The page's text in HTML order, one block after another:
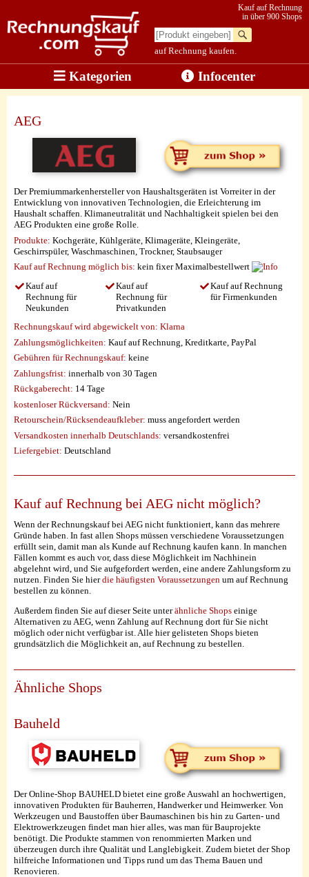
auf Rechnung kaufen.
Kauf auf Rechnung
in über 900 Shops
Kategorien Infocenter
AEG
Der Premiummarkenhersteller von Haushaltsgeräten ist Vorreiter in der
Entwicklung von innovativen Technologien, die Erleichterung im
Haushalt schaffen. Klimaneutralität und Nachhaltigkeit spielen bei den
AEG Produkten eine große Rolle.
Produkte: Kochgeräte, Kühlgeräte, Klimageräte, Kleingeräte,
Geschirrspüler, Waschmaschinen, Trockner, Staubsauger
Kauf auf Rechnung möglich bis: kein fixer Maximalbestellwert
Kauf auf
Rechnung für
Neukunden
Kauf auf
Rechnung für
Privatkunden
Kauf auf Rechnung
für Firmenkunden
Rechnungskauf wird abgewickelt von: Klarna
Zahlungsmöglichkeiten: Kauf auf Rechnung, Kreditkarte, PayPal
Gebühren für Rechnungskauf: keine
Zahlungsfrist: innerhalb von 30 Tagen
Rückgaberecht: 14 Tage
kostenloser Rückversand: Nein
Retourschein/Rücksendeaufkleber: muss angefordert werden
Versandkosten innerhalb Deutschlands: versandkostenfrei
Liefergebiet: Deutschland
Kauf auf Rechnung bei AEG nicht möglich?
Wenn der Rechnungskauf bei AEG nicht funktioniert, kann das mehrere
Gründe haben. In fast allen Shops müssen verschiedene Voraussetzungen
erfüllt sein, damit man als Kunde auf Rechnung kaufen kann. In manchen
Fällen kommt es auch vor, dass diese Möglichkeit im Nachhinein
abgelehnt wird, und Sie aufgefordert werden, eine andere Zahlungsform zu
nutzen. Finden Sie hierdie häufigsten Voraussetzungen um auf Rechnung
bestellen zu können.
Außerdem finden Sie auf dieser Seite unterähnliche Shops einige
Alternativen zu AEG, wenn Zahlung auf Rechnung dort für Sie nicht
möglich oder nicht verfügbar ist. Alle hier gelisteten Shops bieten
grundsätzlich die Möglichkeit an, auf Rechnung zu bestellen.
Ähnliche Shops
Bauheld
Der Online-Shop BAUHELD bietet eine große Auswahl an hochwertigen,
innovativen Produkten für Bauherren, Handwerker und Heimwerker. Von
Werkzeugen und Baustoffen über Baumaschinen bis hin zu Garten- und
Elektrowerkzeugen findet man hier alles, was man für Bauprojekte
benötigt. Die Produkte stammen von renommierten Marken und
überzeugen durch ihre Qualität und Langlebigkeit. Zudem bietet der Shop
hilfreiche Informationen und Tipps rund um das Thema Bauen und
Renovieren.